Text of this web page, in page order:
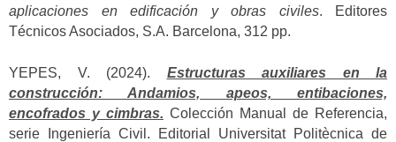
aplicaciones en edificación y obras civiles. Editores
Técnicos Asociados, S.A. Barcelona, 312 pp.
YEPES, V. (2024). Estructuras auxiliares en la
construcción: Andamios, apeos, entibaciones,
encofrados y cimbras. Colección Manual de Referencia,
serie Ingeniería Civil. Editorial Universitat Politècnica de